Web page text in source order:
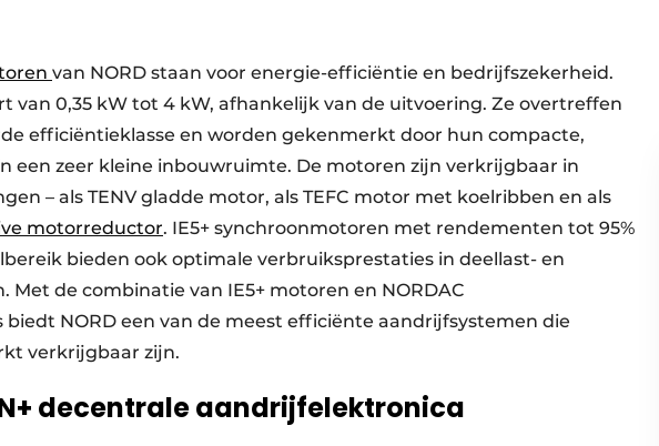
van NORD staan voor energie-efficiëntie en bedrijfszekerheid.
van 0,35 kW tot 4 kW, afhankelijk van de uitvoering. Ze overtreffen
efficiëntieklasse en worden gekenmerkt door hun compacte,
een zeer kleine inbouwruimte. De motoren zijn verkrijgbaar in
– als TENV gladde motor, als TEFC motor met koelribben en als
motorreductor. IE5+ synchroonmotoren met rendementen tot 95%
bieden ook optimale verbruiksprestaties in deellast- en
Met de combinatie van IE5+ motoren en NORDAC
NORD een van de meest efficiënte aandrijfsystemen die
verkrijgbaar zijn.
decentrale aandrijfelektronica